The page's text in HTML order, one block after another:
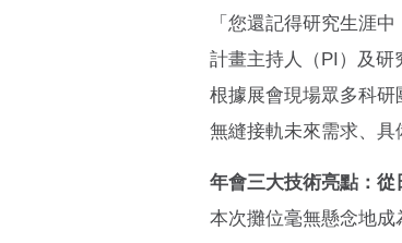
「您還記得研究生涯
計畫主持人（PI）及研
根據展會現場眾多科
無縫接軌未來需求、具
年會三大技術亮點：
本次攤位毫無懸念地成